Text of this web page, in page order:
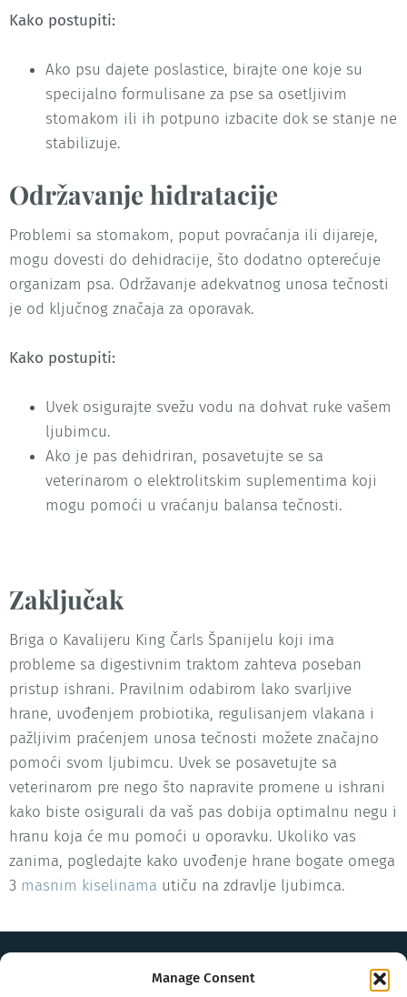
Manage Consent
Kako postupiti:
Ako psu dajete poslastice, birajte one koje su
specijalno formulisane za pse sa osetljivim
stomakom ili ih potpuno izbacite dok se stanje ne
stabilizuje.
Održavanje hidratacije
Problemi sa stomakom, poput povraćanja ili dijareje,
mogu dovesti do dehidracije, što dodatno opterećuje
organizam psa. Održavanje adekvatnog unosa tečnosti
je od ključnog značaja za oporavak.
Kako postupiti:
Uvek osigurajte svežu vodu na dohvat ruke vašem
ljubimcu.
Ako je pas dehidriran, posavetujte se sa
veterinarom o elektrolitskim suplementima koji
mogu pomoći u vraćanju balansa tečnosti.
Zaključak
Briga o Kavalijeru King Čarls Španijelu koji ima
probleme sa digestivnim traktom zahteva poseban
pristup ishrani. Pravilnim odabirom lako svarljive
hrane, uvođenjem probiotika, regulisanjem vlakana i
pažljivim praćenjem unosa tečnosti možete značajno
pomoći svom ljubimcu. Uvek se posavetujte sa
veterinarom pre nego što napravite promene u ishrani
kako biste osigurali da vaš pas dobija optimalnu negu i
hranu koja će mu pomoći u oporavku. Ukoliko vas
zanima, pogledajte kako uvođenje hrane bogate omega
3 masnim kiselinama utiču na zdravlje ljubimca.